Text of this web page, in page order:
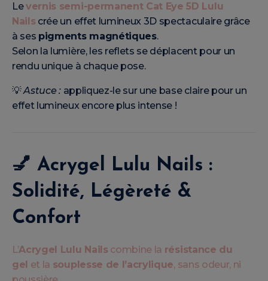
Levernis semi-permanent Cat Eye 5D Lulu
Nails crée un effet lumineux 3D spectaculaire grâce
à ses pigments magnétiques.
Selon la lumière, les reflets se déplacent pour un
rendu unique à chaque pose.
💡Astuce :appliquez-le sur une base claire pour un
effet lumineux encore plus intense !
💅 Acrygel Lulu Nails :
Solidité, Légèreté &
Confort
L’Acrygel Lulu Nails combine la résistance du
gel et la souplesse de l’acrylique, sans odeur, ni